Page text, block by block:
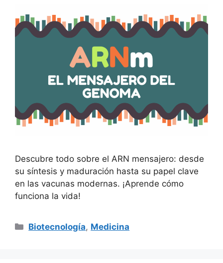
Descubre todo sobre el ARN mensajero: desde
su síntesis y maduración hasta su papel clave
en las vacunas modernas. ¡Aprende cómo
funciona la vida!
Categorías
Biotecnología, Medicina